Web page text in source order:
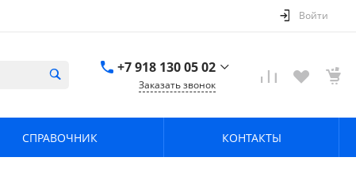
Войти
+7 918 130 05 02
Заказать звонок
СПРАВОЧНИК КОНТАКТЫ